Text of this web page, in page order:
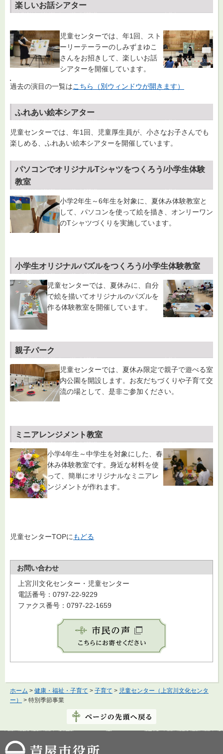
楽しいお話シアター
児童センターでは、年1回、スト
ーリーテーラーのしみずまゆこ
さんをお招きして、楽しいお話
シアターを開催しています。
過去の演目の一覧はこちら（別ウィンドウが開きます）
ふれあい絵本シアター
児童センターでは、年1回、児童厚生員が、小さなお子さんでも
楽しめる、ふれあい絵本シアターを開催しています。
パソコンでオリジナルTシャツをつくろう/小学生体験
教室
小学2年生～6年生を対象に、夏休み体験教室と
して、パソコンを使って絵を描き、オンリーワン
のTシャツづくりを実施しています。
小学生オリジナルパズルをつくろう/小学生体験教室
児童センターでは、夏休みに、自分
で絵を描いてオリジナルのパズルを
作る体験教室を開催しています。
親子パーク
児童センターでは、夏休み限定で親子で遊べる室
内公園を開設します。お友だちづくりや子育て交
流の場として、是非ご参加ください。
ミニアレンジメント教室
小学4年生～中学生を対象にした、春
休み体験教室です。身近な材料を使
って、簡単にオリジナルなミニアレ
ンジメントが作れます。
児童センターTOPに もどる
お問い合わせ
上宮川文化センター・児童センター
電話番号：0797-22-9229
ファクス番号：0797-22-1659
ホーム > 健康・福祉・子育て > 子育て > 児童センター（上宮川文化センタ
ー）
> 特別季節事業
芦屋市役所